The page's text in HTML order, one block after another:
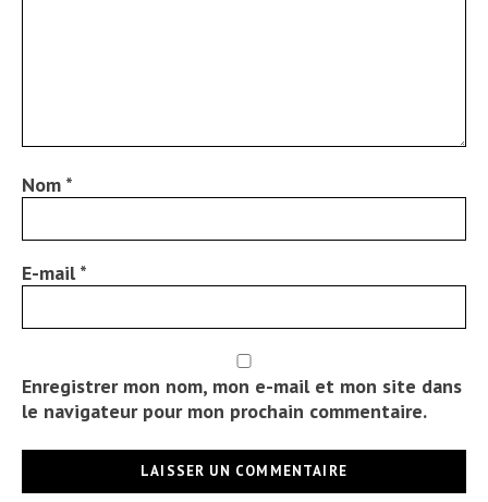
Nom *
E-mail*
Enregistrer mon nom, mon e-mail et mon site dans
le navigateur pour mon prochain commentaire.